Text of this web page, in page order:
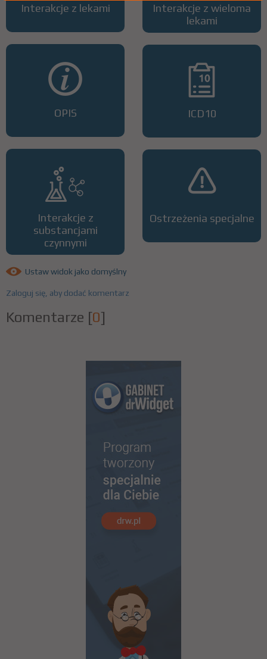
Interakcje z lekami
OPIS
Interakcje z
substancjami
czynnymi
Interakcje z wieloma
lekami
ICD10
Ostrzeżenia specjalne
Ustaw widok jako domyślny
Zaloguj się, aby dodać komentarz
Komentarze [0]